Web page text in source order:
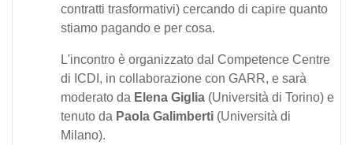
contratti trasformativi) cercando di capire quanto
stiamo pagando e per cosa.
L'incontro è organizzato dal Competence Centre
di ICDI, in collaborazione con GARR, e sarà
moderato da Elena Giglia (Università di Torino) e
tenuto da Paola Galimberti (Università di
Milano).